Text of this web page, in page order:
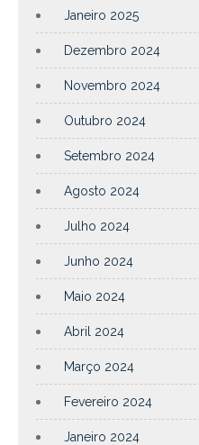
Janeiro 2025
Dezembro 2024
Novembro 2024
Outubro 2024
Setembro 2024
Agosto 2024
Julho 2024
Junho 2024
Maio 2024
Abril 2024
Março 2024
Fevereiro 2024
Janeiro 2024